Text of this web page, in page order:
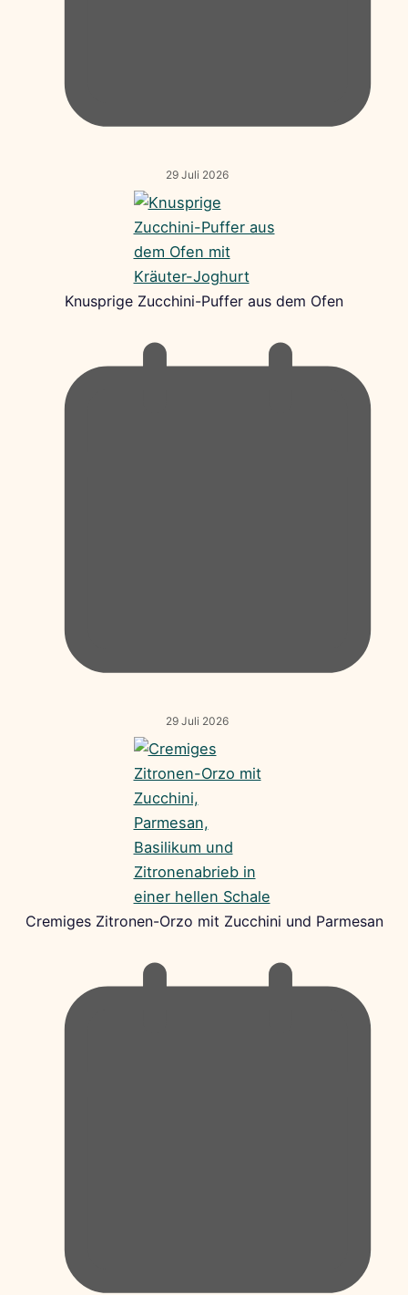
29 Juli 2026
Knusprige Zucchini-Puffer aus dem Ofen
29 Juli 2026
Cremiges Zitronen-Orzo mit Zucchini und Parmesan